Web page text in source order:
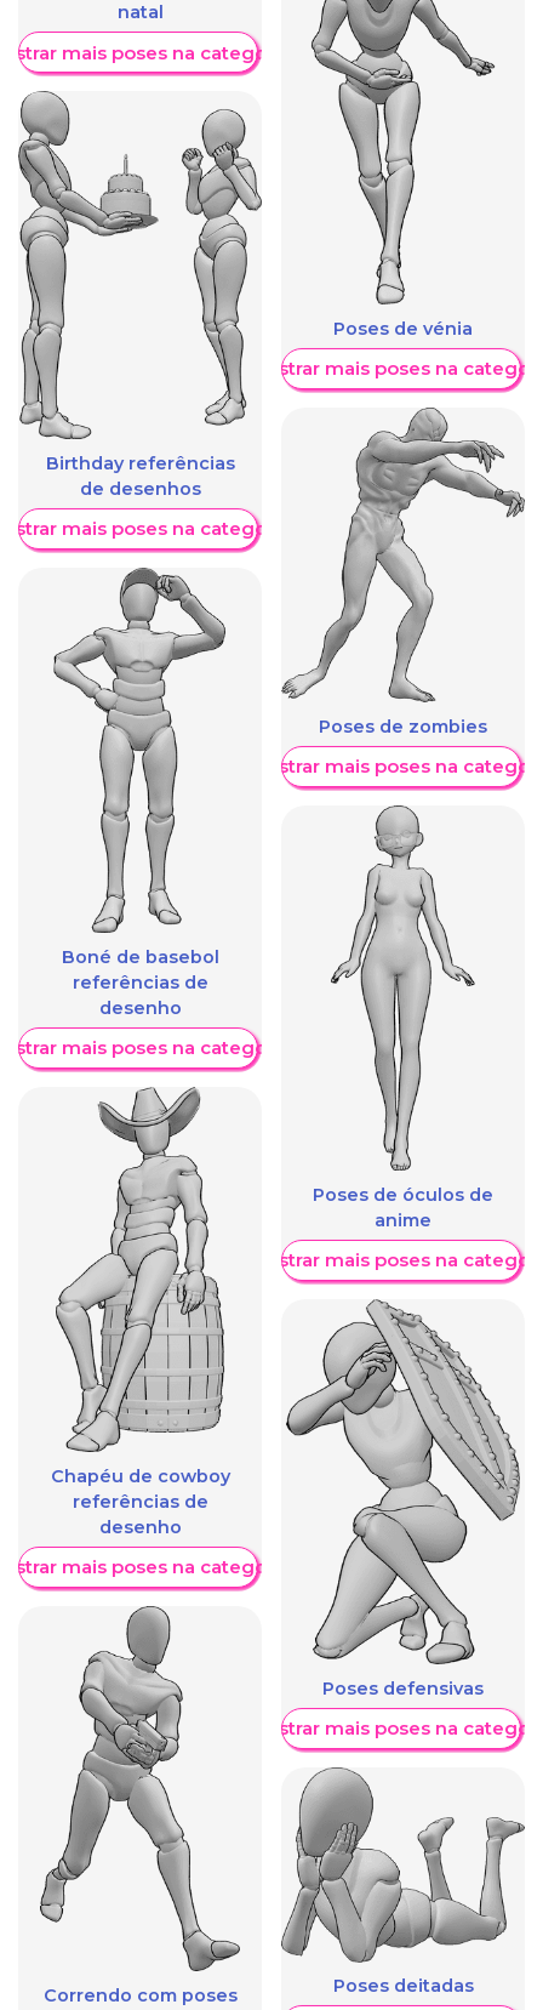
natal
mais poses na categoria
Birthday referências
de desenhos
mais poses na categoria
Boné de basebol
referências de
desenho
mais poses na categoria
Chapéu de cowboy
referências de
desenho
mais poses na categoria
Correndo com poses
Poses de vénia
Mostrar mais poses na
Poses de zombies
Mostrar mais poses na
Poses de óculos de
anime
Mostrar mais poses na
Poses defensivas
Mostrar mais poses na
Poses deitadas